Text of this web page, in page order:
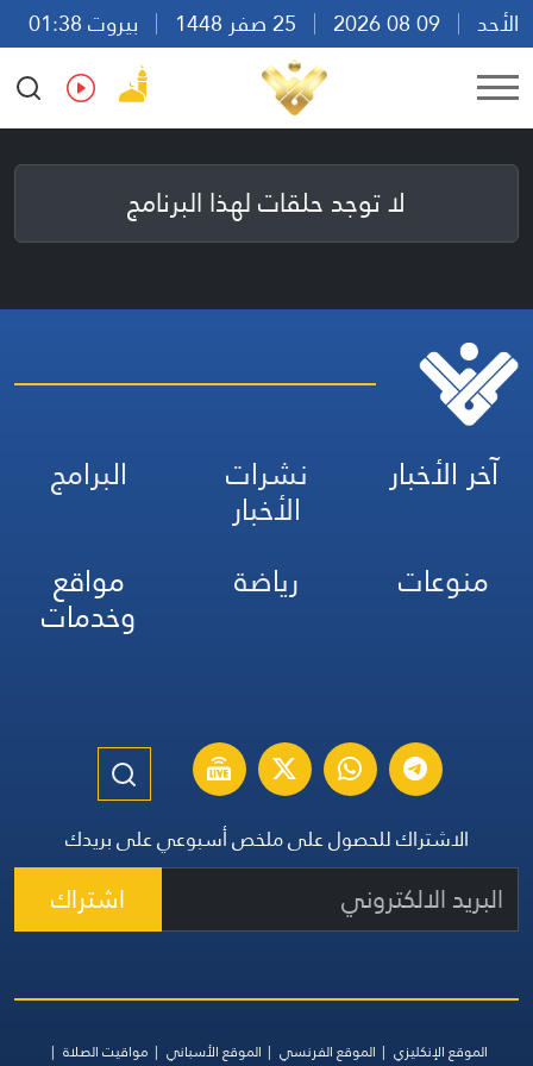
الأحد
بيروت 01:38
Ar
En Fr Es
لا توجد حلقات لهذا البرنامج
آخر الأخبار نشرات
الأخبار
البرامج
منوعات
رياضة مواقع
وخدمات
الاشتراك للحصول على ملخص أسبوعي على بريدك
اشتراك
الموقع الإنكليزي الموقع الفرنسي الموقع الأسباني مواقيت الصلاة